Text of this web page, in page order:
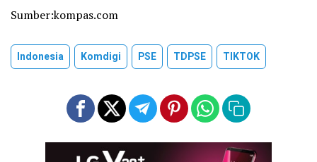
Sumber:kompas.com
Indonesia Komdigi PSE TDPSE TIKTOK